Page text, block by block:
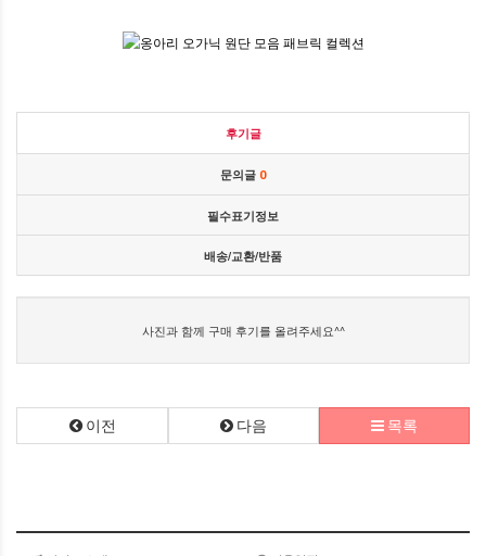
후기글
문의글 0
필수표기정보
배송/교환/반품
사진과 함께 구매 후기를 올려주세요^^
이전 다음 목록